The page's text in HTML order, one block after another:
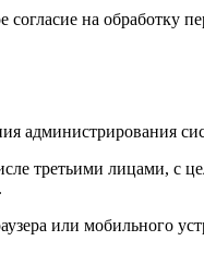
на
администрирования
третьими лицами,
или мобильного